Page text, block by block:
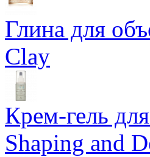
Глина для
Clay
Крем-гель
Shaping and